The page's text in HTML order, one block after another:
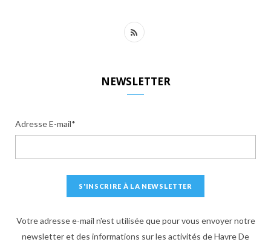
R
NEWSLETTER
Adresse E-mail*
Votre adresse e-mail n'est utilisée que pour vous envoyer notre
newsletter et des informations sur les activités de Havre De